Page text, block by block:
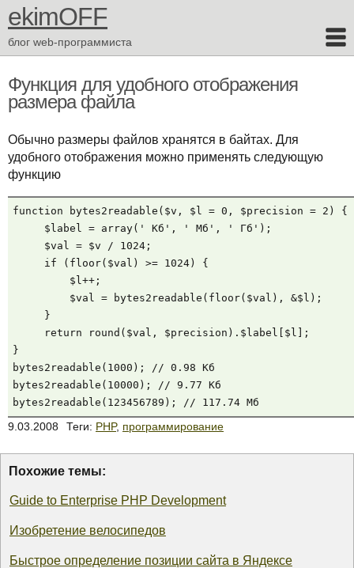
ekimOFF
блог web-программиста
Функция для удобного отображения
размера файла
Обычно размеры файлов хранятся в байтах. Для
удобного отображения можно применять следующую
функцию
function bytes2readable($v, $l = 0, $precision = 2) {
     $label = array(' Кб', ' Мб', ' Гб');
     $val = $v / 1024;
     if (floor($val) >= 1024) {
         $l++;
         $val = bytes2readable(floor($val), &$l);
     }
     return round($val, $precision).$label[$l];
}
bytes2readable(1000); // 0.98 Кб
bytes2readable(10000); // 9.77 Кб
bytes2readable(123456789); // 117.74 Мб
9.03.2008 Теги: PHP, программирование
Похожие темы:
Guide to Enterprise PHP Development
Изобретение велосипедов
Быстрое определение позиции сайта в Яндексе